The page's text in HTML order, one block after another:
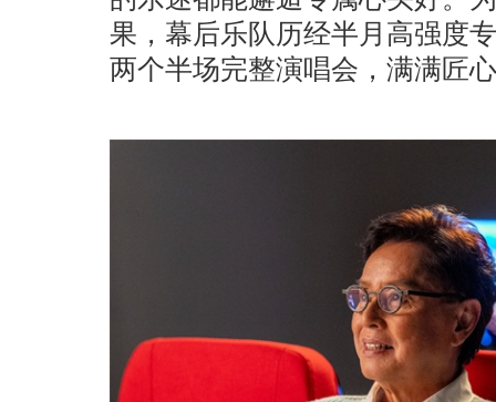
果，幕后乐队历经半月高强度
两个半场完整演唱会，满满匠